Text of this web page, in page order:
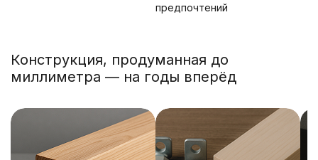
предпочтений
Конструкция, продуманная до
миллиметра — на годы вперёд